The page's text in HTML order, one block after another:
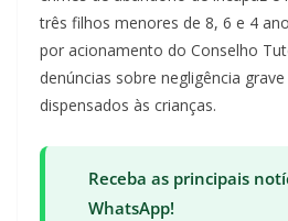
três filhos menores de 8, 6 e 4
por acionamento do Conselho
denúncias sobre negligência
dispensados às crianças.
Receba as principais
WhatsApp!